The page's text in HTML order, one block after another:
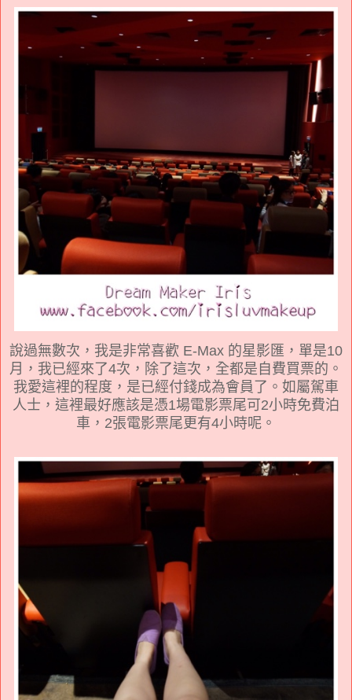
說過無數次，我是非常喜歡 E-Max 的星影匯，單是10
月，我已經來了4次，除了這次，全都是自費買票的。
我愛這裡的程度，是已經付錢成為會員了。如屬駕車
人士，這裡最好應該是憑1場電影票尾可2小時免費泊
車，2張電影票尾更有4小時呢。